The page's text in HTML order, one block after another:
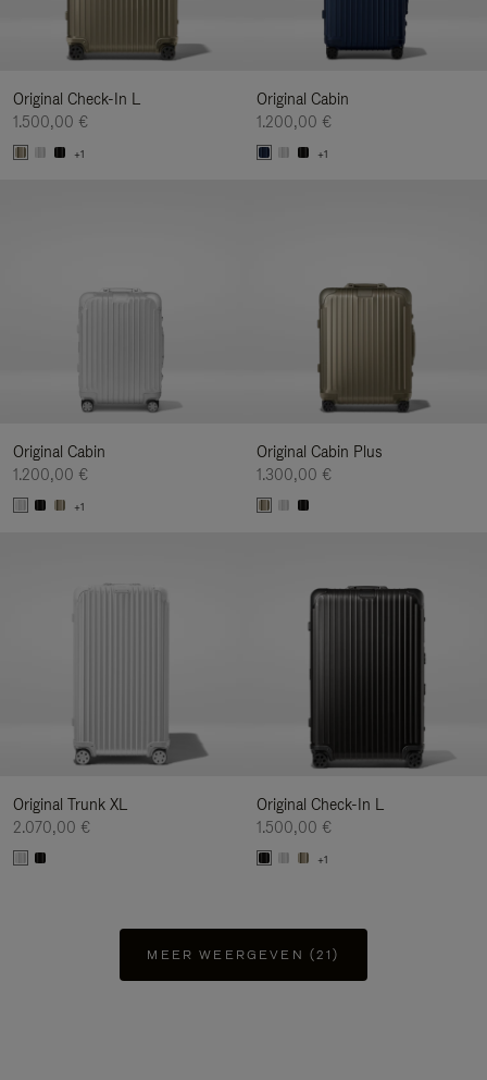
Original Check-In L
1.500,00 €
+1
Original Cabin
1.200,00 €
+1
Original Cabin
1.200,00 €
+1
Original Cabin Plus
1.300,00 €
Original Trunk XL
2.070,00 €
Original Check-In L
1.500,00 €
+1
MEER WEERGEVEN (21)